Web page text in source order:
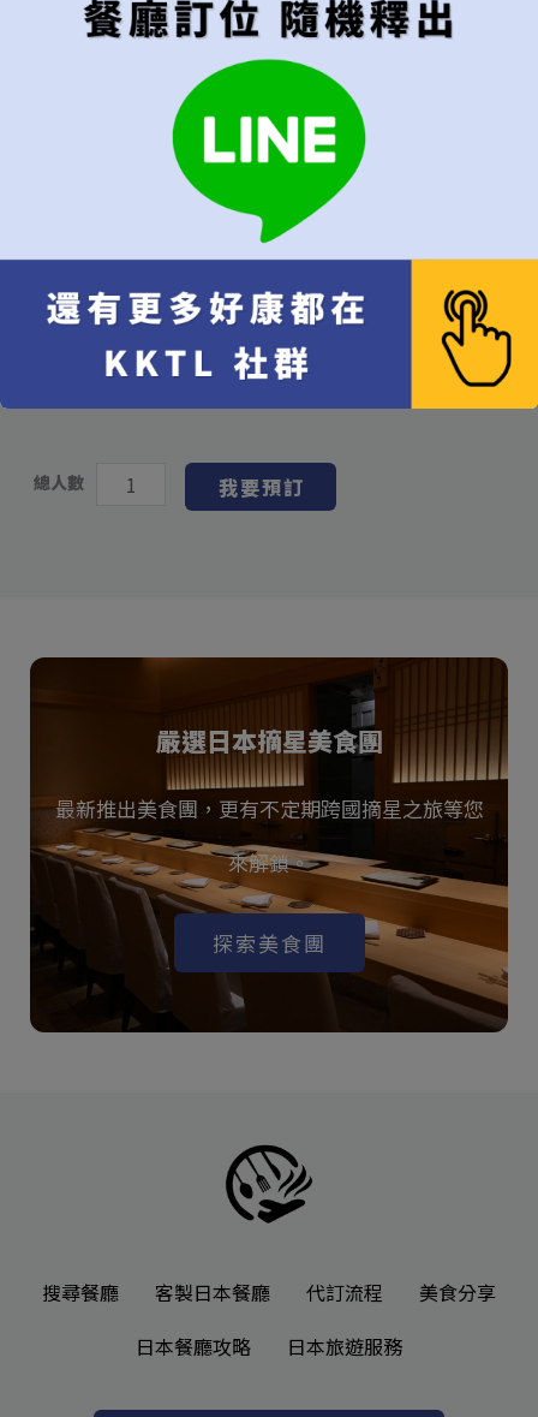
只接受指定日期
無限制，有訂到就吃
建議"隨機"較容易成功訂位
午餐
晚餐
免代訂費，享餐費折扣並需預付餐費，確認後無法退款 *
總人數 我要預訂
嚴選日本摘星美食團
最新推出美食團，更有不定期跨國摘星之旅等您
來解鎖。
探索美食團
搜尋餐廳 客製日本餐廳 代訂流程
美食分享
日本餐廳攻略
日本旅遊服務